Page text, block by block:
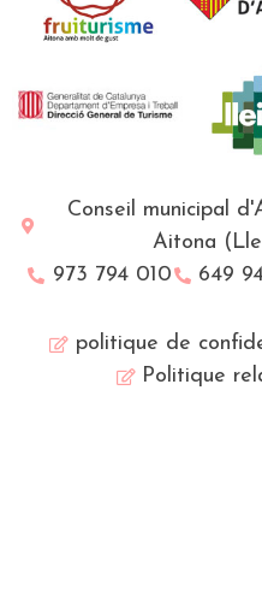
Conseil municipal
Aitona
973 794 010
649
politique de
Politique